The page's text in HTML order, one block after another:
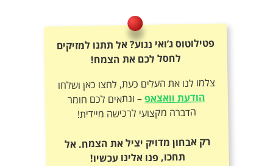
פטילוטוס ג’ואי נגוע? אל תתנו למזיקים
לחסל לכם את הצמח!
צלמו לנו את העלים כעת, לחצו כאן ושלחו
הודעת וואצאפ– ונתאים לכם חומר
הדברה מקצועי לרכישה מיידית!
רק אבחון מדויק יציל את הצמח. אל
תחכו, פנו אלינו עכשיו!